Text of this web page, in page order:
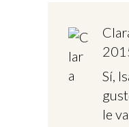
Sí,
le